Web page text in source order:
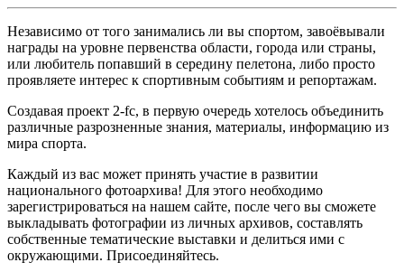
Независимо от того занимались ли вы спортом, завоёвывали
награды на уровне первенства области, города или страны,
или любитель попавший в середину пелетона, либо просто
проявляете интерес к спортивным событиям и репортажам.
Создавая проект 2-fc, в первую очередь хотелось объединить
различные разрозненные знания, материалы, информацию из
мира спорта.
Каждый из вас может принять участие в развитии
национального фотоархива! Для этого необходимо
зарегистрироваться на нашем сайте, после чего вы сможете
выкладывать фотографии из личных архивов, составлять
собственные тематические выставки и делиться ими с
окружающими. Присоединяйтесь.